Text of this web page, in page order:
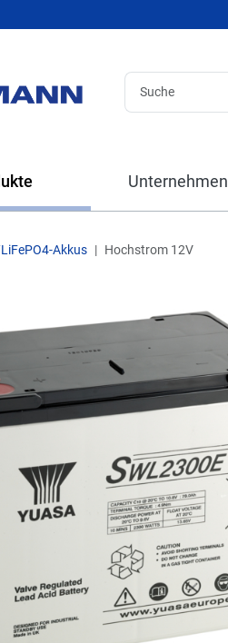
Unternehmen
Akkus Hochstrom 12V